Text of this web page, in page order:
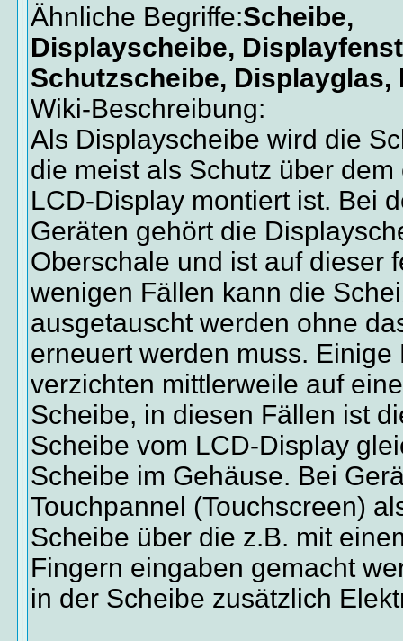
Ähnliche Begriffe:Scheibe,
Displayscheibe,
Schutzscheibe, Displayglas,
Wiki-Beschreibung:
Als Displayscheibe wird die
die meist als Schutz über
LCD-Display montiert ist. Bei
Geräten gehört die
Oberschale und ist auf dieser
wenigen Fällen kann die
ausgetauscht werden ohne
erneuert werden muss. Einige
verzichten mittlerweile auf
Scheibe, in diesen Fällen ist
Scheibe vom LCD-Display
Scheibe im Gehäuse. Bei
Touchpannel (Touchscreen)
Scheibe über die z.B. mit
Fingern eingaben gemacht
in der Scheibe zusätzlich